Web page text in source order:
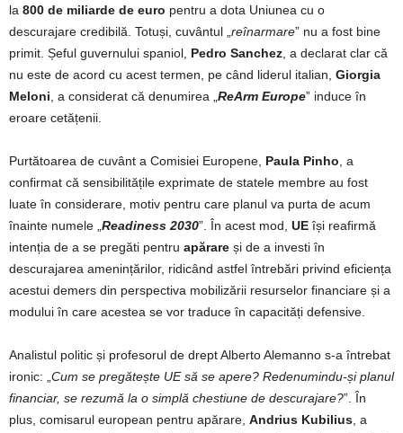
la 800 de miliarde de euro pentru a dota Uniunea cu o
descurajare credibilă. Totuși, cuvântul „reînarmare” nu a fost bine
primit. Șeful guvernului spaniol, Pedro Sanchez, a declarat clar că
nu este de acord cu acest termen, pe când liderul italian, Giorgia
Meloni, a considerat că denumirea „ReArm Europe” induce în
eroare cetățenii.
Purtătoarea de cuvânt a Comisiei Europene, Paula Pinho, a
confirmat că sensibilitățile exprimate de statele membre au fost
luate în considerare, motiv pentru care planul va purta de acum
înainte numele „Readiness 2030”. În acest mod, UE își reafirmă
intenția de a se pregăti pentru apărare și de a investi în
descurajarea amenințărilor, ridicând astfel întrebări privind eficiența
acestui demers din perspectiva mobilizării resurselor financiare și a
modului în care acestea se vor traduce în capacități defensive.
Analistul politic și profesorul de drept Alberto Alemanno s-a întrebat
ironic: „Cum se pregătește UE să se apere? Redenumindu-și planul
financiar, se rezumă la o simplă chestiune de descurajare?”. În
plus, comisarul european pentru apărare, Andrius Kubilius, a